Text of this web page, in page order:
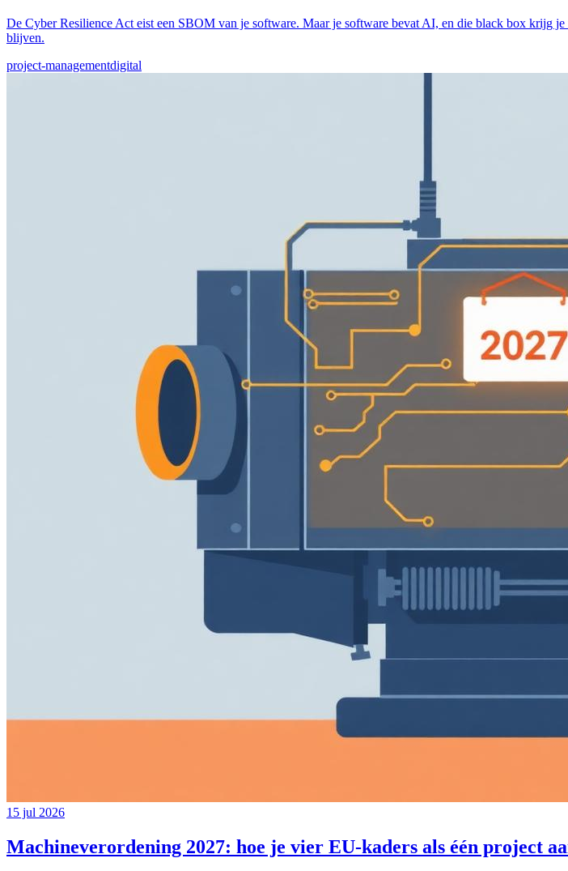
De Cyber Resilience Act eist een SBOM van je software. Maar je software bevat AI, en die black box krijg
blijven.
project-managementdigital
15 jul 2026
Machineverordening 2027: hoe je vier EU-kaders als één project